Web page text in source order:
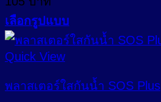
options
may
be
chosen
on
product
เลือกรูปแบบ
This
product
has
variants.
Quick View
พลาสเตอร์ใสกันน้ำ SOS Plus